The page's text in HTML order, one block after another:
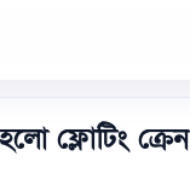
ফ্লোটিং ক্রেন